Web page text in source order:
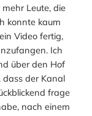
Leute, die
konnte kaum
Video fertig,
Ich
über den Hof
der Kanal
frage
nach einem